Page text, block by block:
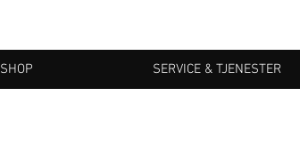
SHOP SERVICE & TJENESTER